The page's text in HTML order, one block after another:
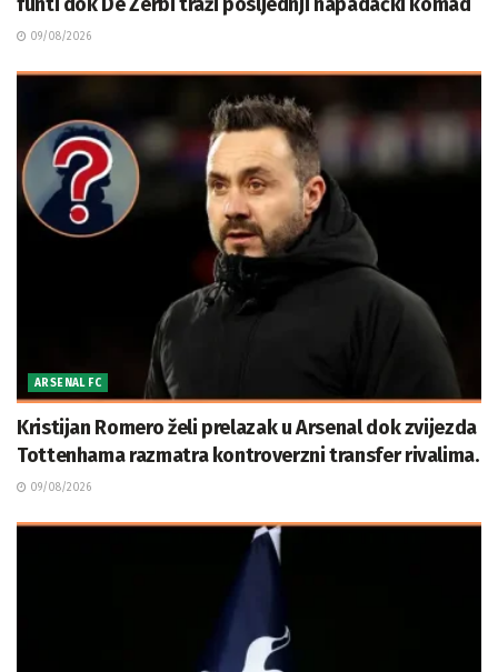
09/08/2026
ARSENAL FC
Kristijan Romero želi prelazak u Arsenal dok zvijezda
Tottenhama razmatra kontroverzni transfer rivalima.
09/08/2026